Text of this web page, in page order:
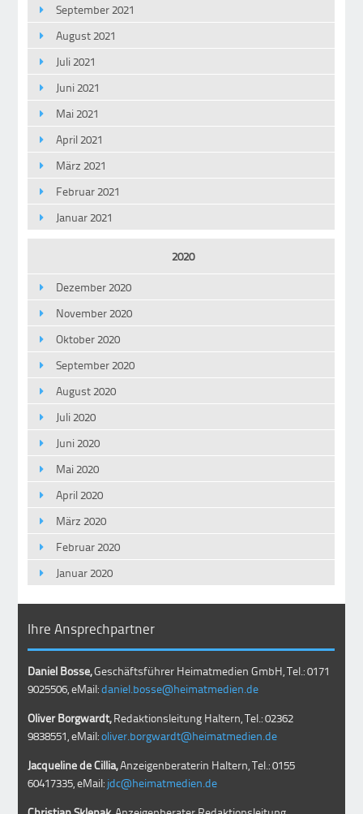
September 2021
August 2021
Juli 2021
Juni 2021
Mai 2021
April 2021
März 2021
Februar 2021
Januar 2021
2020
Dezember 2020
November 2020
Oktober 2020
September 2020
August 2020
Juli 2020
Juni 2020
Mai 2020
April 2020
März 2020
Februar 2020
Januar 2020
Ihre Ansprechpartner
Daniel Bosse,Geschäftsführer Heimatmedien GmbH, Tel.: 0171
9025506, eMail:daniel.bosse@heimatmedien.de
Oliver Borgwardt,Redaktionsleitung Haltern, Tel.: 02362
9838551, eMail:oliver.borgwardt@heimatmedien.de
Jacqueline de Cillia,Anzeigenberaterin Haltern, Tel.: 0155
60417335, eMail: jdc@heimatmedien.de